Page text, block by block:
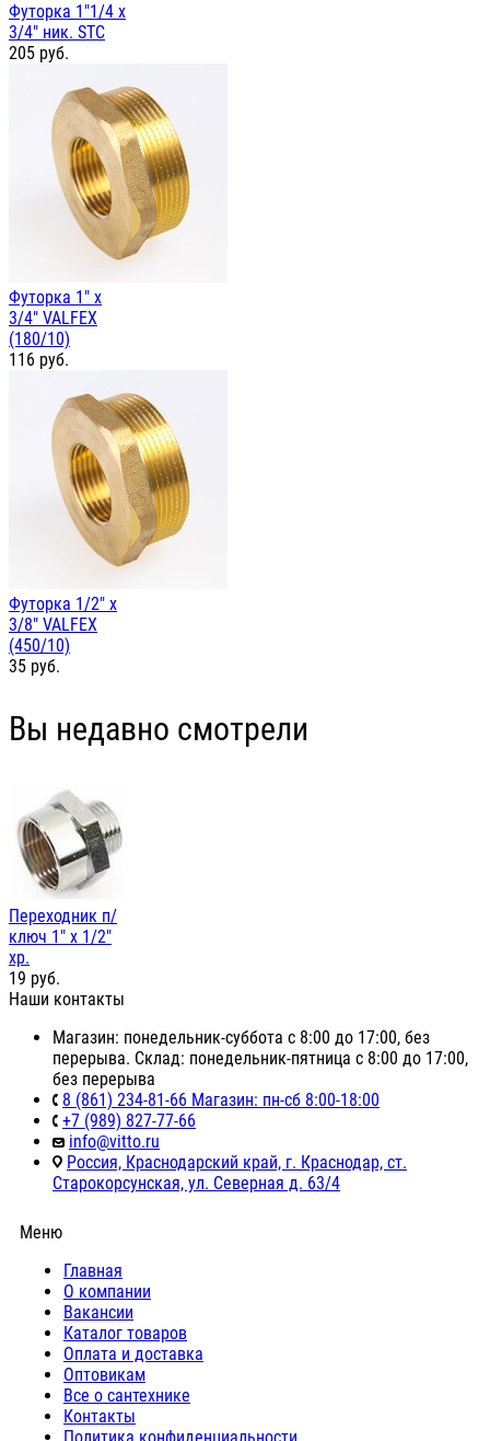
Футорка 1"1/4 х
3/4" ник. STC
205 руб.
Футорка 1" х
3/4" VALFEX
(180/10)
116 руб.
Футорка 1/2" х
3/8" VALFEX
(450/10)
35 руб.
Вы недавно смотрели
Переходник п/
ключ 1" х 1/2"
хр.
19 руб.
Наши контакты
Магазин: понедельник-суббота с 8:00 до 17:00, без
перерыва. Склад: понедельник-пятница с 8:00 до 17:00,
без перерыва
8 (861) 234-81-66 Магазин: пн-сб 8:00-18:00
+7 (989) 827-77-66
info@vitto.ru
Россия, Краснодарский край, г. Краснодар, ст.
Старокорсунская, ул. Северная д. 63/4
Меню
Главная
О компании
Вакансии
Каталог товаров
Оплата и доставка
Оптовикам
Все о сантехнике
Контакты